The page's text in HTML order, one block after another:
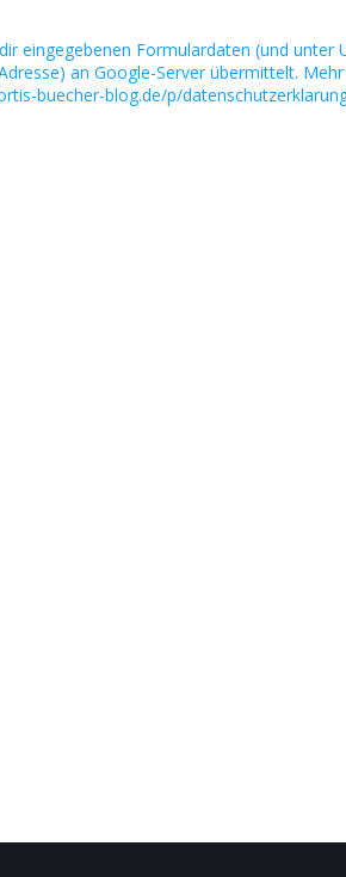
eingegebenen Formulardaten (und unter
an Google-Server übermittelt.
buecher-blog.de/p/